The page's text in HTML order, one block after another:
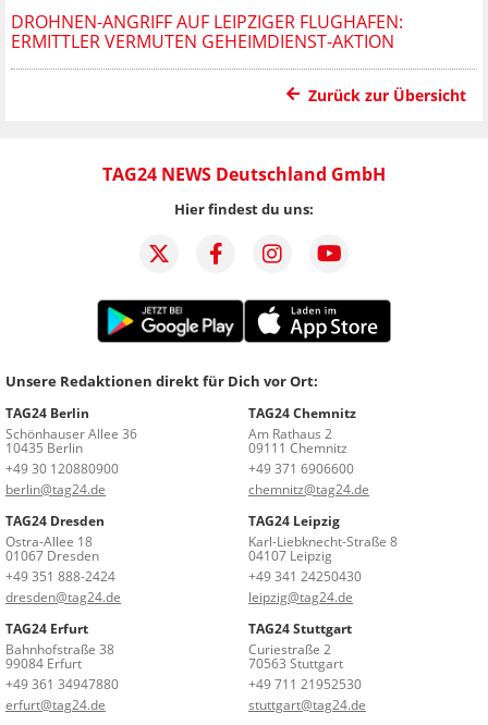
DROHNEN-ANGRIFF AUF LEIPZIGER FLUGHAFEN:
ERMITTLER VERMUTEN GEHEIMDIENST-AKTION
Zurück zur Übersicht
TAG24 NEWS Deutschland GmbH
Hier findest du uns:
Unsere Redaktionen direkt für Dich vor Ort:
TAG24 Berlin
Schönhauser Allee 36
10435 Berlin
+49 30 120880900
berlin@tag24.de
TAG24 Chemnitz
Am Rathaus 2
09111 Chemnitz
+49 371 6906600
chemnitz@tag24.de
TAG24 Dresden
Ostra-Allee 18
01067 Dresden
+49 351 888-2424
dresden@tag24.de
TAG24 Leipzig
Karl-Liebknecht-Straße 8
04107 Leipzig
+49 341 24250430
leipzig@tag24.de
TAG24 Erfurt
Bahnhofstraße 38
99084 Erfurt
+49 361 34947880
erfurt@tag24.de
TAG24 Stuttgart
Curiestraße 2
70563 Stuttgart
+49 711 21952530
stuttgart@tag24.de